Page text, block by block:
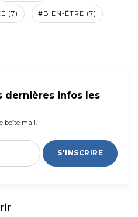
(7) #BIEN-ÊTRE (7)
dernières infos les
boîte mail.
S'INSCRIRE